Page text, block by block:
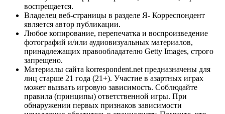
воспрещается.
Владелец веб-страницы в разделе Я- Корреспондент
является автор публикации.
Любое копирование, перепечатка и воспроизведение
фотографий и/или аудиовизуальных материалов,
принадлежащих правообладателю Getty Images, строго
запрещено.
Материалы сайта korrespondent.net предназначены для
лиц старше 21 года (21+). Участие в азартных играх
может вызвать игровую зависимость. Соблюдайте
правила (принципы) ответственной игры. При
обнаружении первых признаков зависимости